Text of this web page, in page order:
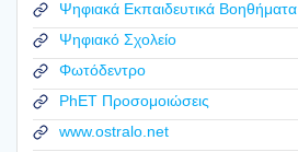
Ψηφιακά Εκπαιδευτικά Βοηθήματα
Ψηφιακό Σχολείο
Φωτόδεντρο
PhET Προσομοιώσεις
www.ostralo.net